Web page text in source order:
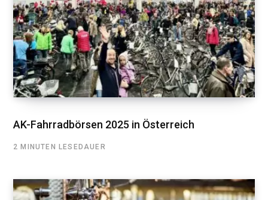
AK-Fahrradbörsen 2025 in Österreich
2 MINUTEN LESEDAUER